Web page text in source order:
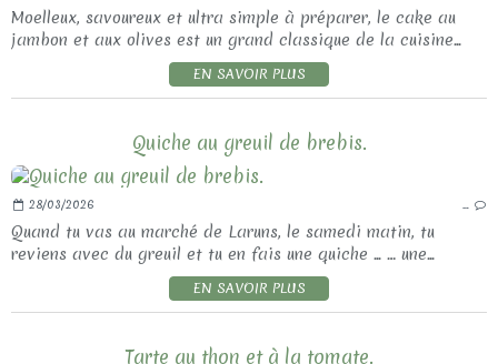
Moelleux, savoureux et ultra simple à préparer, le cake au
jambon et aux olives est un grand classique de la cuisine...
EN SAVOIR PLUS
Quiche au greuil de brebis.
28/03/2026 …
Quand tu vas au marché de Laruns, le samedi matin, tu
reviens avec du greuil et tu en fais une quiche ... … une...
EN SAVOIR PLUS
Tarte au thon et à la tomate.